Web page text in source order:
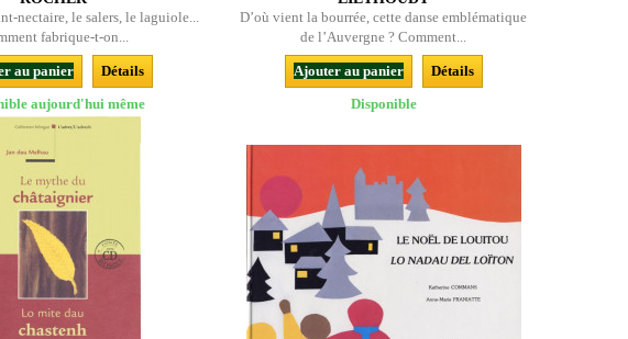
nectaire, le salers, le laguiole...
fabrique-t-on...
au panier
Détails
aujourd'hui même
D’où vient la bourrée, cette danse emblématique
de l’Auvergne ? Comment...
Ajouter au panier
Détails
Disponible